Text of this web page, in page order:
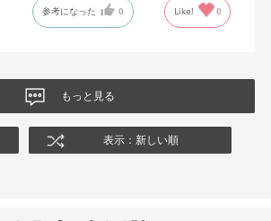
参考になった 0 Like! 0
もっと見る
表示：新しい順